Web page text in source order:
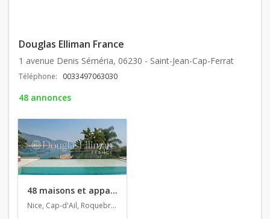
Douglas Elliman France
1 avenue Denis Séméria, 06230 - Saint-Jean-Cap-Ferrat
Téléphone: 0033497063030
48 annonces
48 maisons et appartements en vente
Nice, Cap-d'Ail, Roquebrune-Cap-Martin